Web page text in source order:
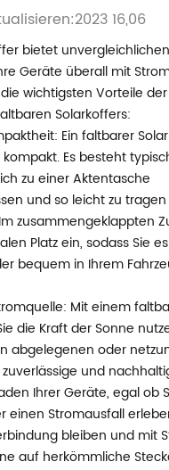
16,06
bietet
Geräte überall mit
wichtigsten Vorteile der
Solarkoffers:
Ein faltbarer
Es besteht
zu einer Aktentasche
und so leicht zu tragen
zusammengeklappten
Platz ein, sodass Sie
bequem in Ihrem
Mit einem
die Kraft der Sonne
abgelegenen oder
und
Ihrer Geräte, egal ob
einen Stromausfall
bleiben und mit
auf herkömmliche